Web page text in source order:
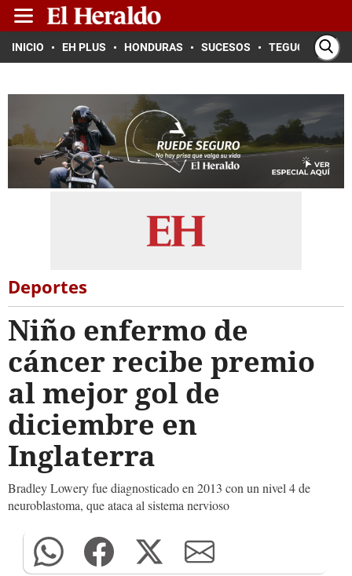
INICIO EH PLUS HONDURAS SUCESOS TEGUCIGALPA
Deportes
Niño enfermo de
cáncer recibe premio
al mejor gol de
diciembre en
Inglaterra
Bradley Lowery fue diagnosticado en 2013 con un nivel 4 de
neuroblastoma, que ataca al sistema nervioso